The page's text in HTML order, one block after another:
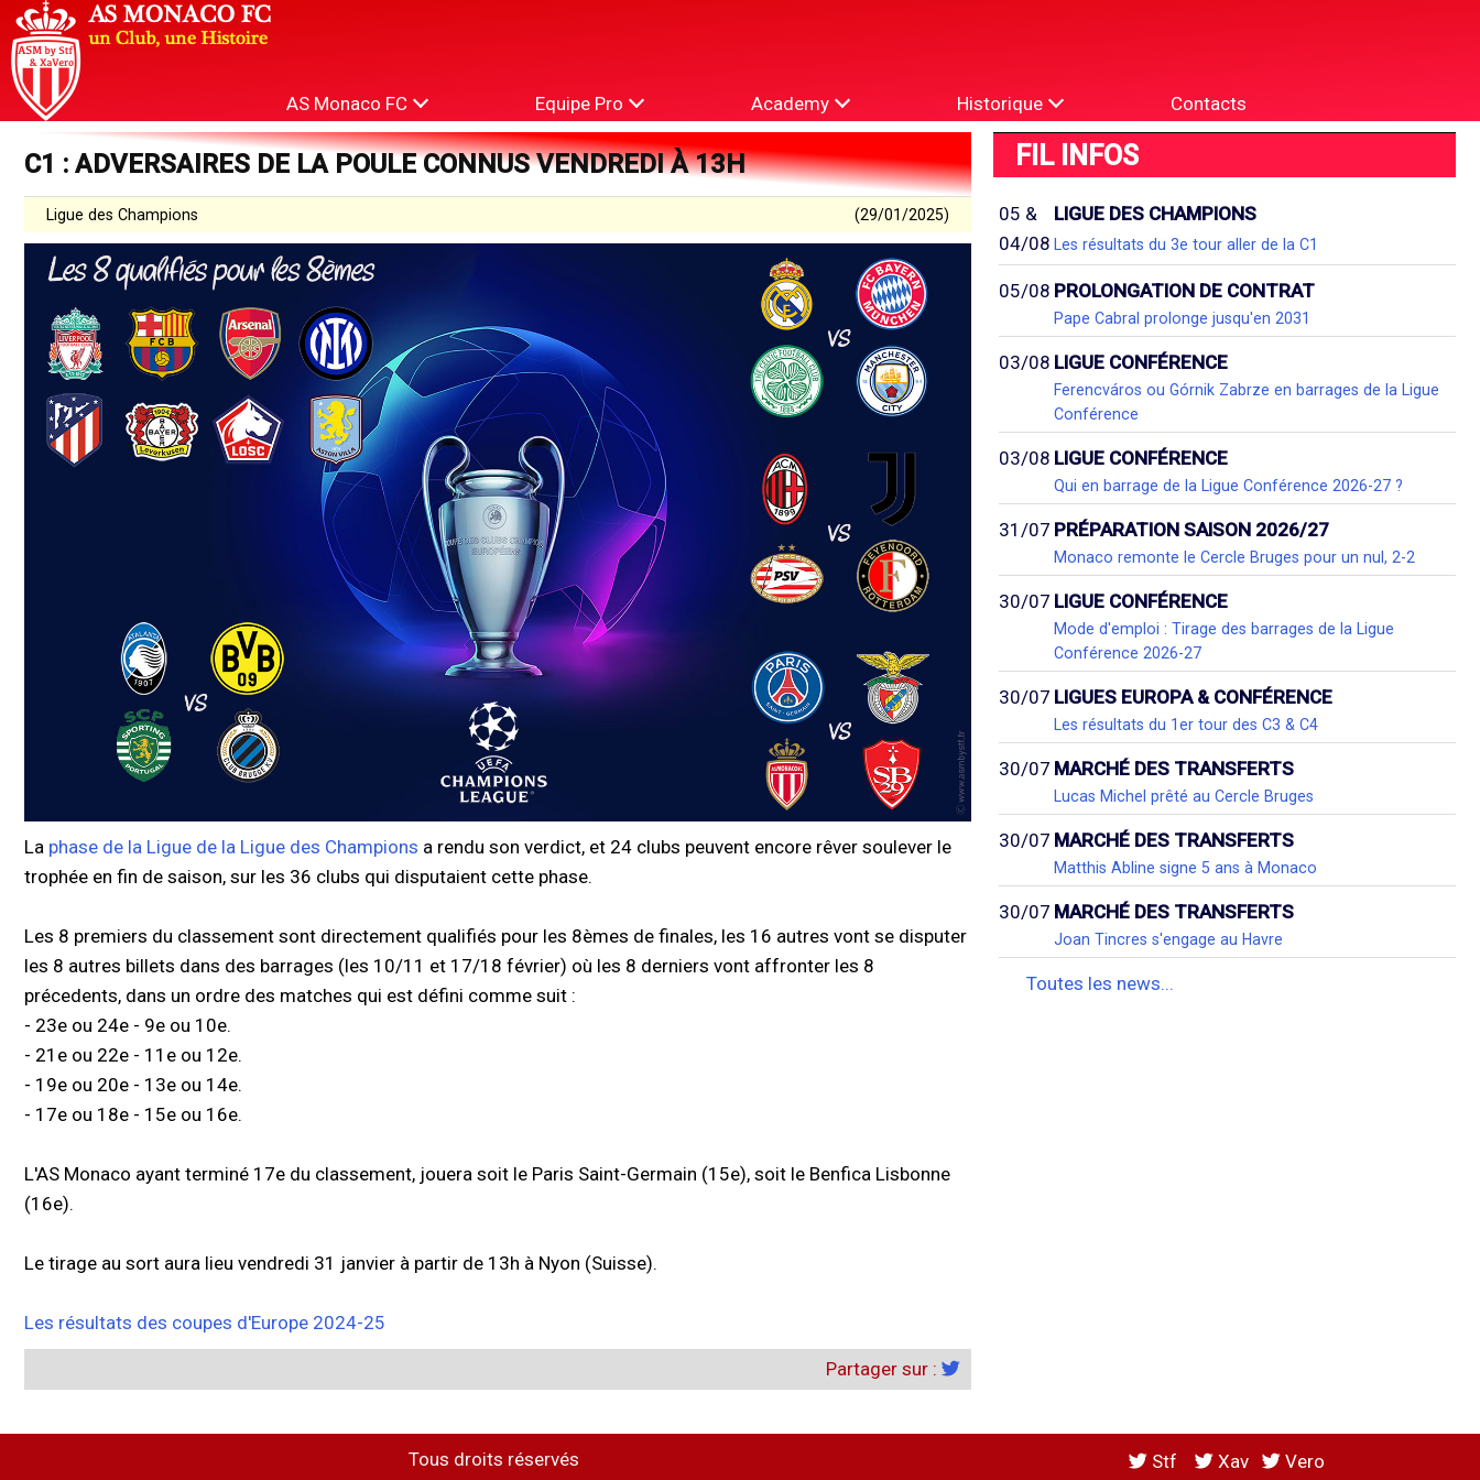
AS Monaco FC Equipe Pro Academy Historique Contacts
C1 : ADVERSAIRES DE LA POULE CONNUS VENDREDI À 13H
Ligue des Champions (29/01/2025)
La phase de la Ligue de la Ligue des Champions a rendu son verdict, et 24 clubs peuvent encore rêver soulever le
trophée en fin de saison, sur les 36 clubs qui disputaient cette phase.
Les 8 premiers du classement sont directement qualifiés pour les 8èmes de finales, les 16 autres vont se disputer
les 8 autres billets dans des barrages (les 10/11 et 17/18 février) où les 8 derniers vont affronter les 8
précedents, dans un ordre des matches qui est défini comme suit :
- 23e ou 24e - 9e ou 10e.
- 21e ou 22e - 11e ou 12e.
- 19e ou 20e - 13e ou 14e.
- 17e ou 18e - 15e ou 16e.
L'AS Monaco ayant terminé 17e du classement, jouera soit le Paris Saint-Germain (15e), soit le Benfica Lisbonne
(16e).
Le tirage au sort aura lieu vendredi 31 janvier à partir de 13h à Nyon (Suisse).
Les résultats des coupes d'Europe 2024-25
Partager sur :
FIL INFOS
05 &
04/08
LIGUE DES CHAMPIONS
Les résultats du 3e tour aller de la C1
05/08 PROLONGATION DE CONTRAT
Pape Cabral prolonge jusqu'en 2031
03/08 LIGUE CONFÉRENCE
Ferencváros ou Górnik Zabrze en barrages de la Ligue
Conférence
03/08 LIGUE CONFÉRENCE
Qui en barrage de la Ligue Conférence 2026-27 ?
31/07 PRÉPARATION SAISON 2026/27
Monaco remonte le Cercle Bruges pour un nul, 2-2
30/07 LIGUE CONFÉRENCE
Mode d'emploi : Tirage des barrages de la Ligue
Conférence 2026-27
30/07 LIGUES EUROPA & CONFÉRENCE
Les résultats du 1er tour des C3 & C4
30/07 MARCHÉ DES TRANSFERTS
Lucas Michel prêté au Cercle Bruges
30/07 MARCHÉ DES TRANSFERTS
Matthis Abline signe 5 ans à Monaco
30/07 MARCHÉ DES TRANSFERTS
Joan Tincres s'engage au Havre
Toutes les news...
Tous droits réservés
Stf Xav Vero